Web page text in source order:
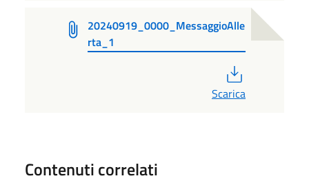
20240919_0000_MessaggioAlle
rta_1
Scarica
Contenuti correlati